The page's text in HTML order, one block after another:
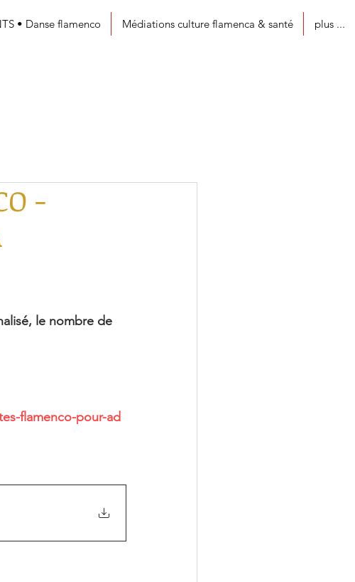
• Danse flamenco Médiations culture flamenca & santé plus ...
-
le nombre de
flamenco-pour-ad